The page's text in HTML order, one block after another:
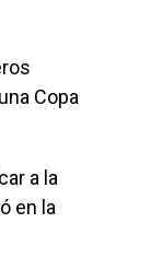
Copa
a la
en la